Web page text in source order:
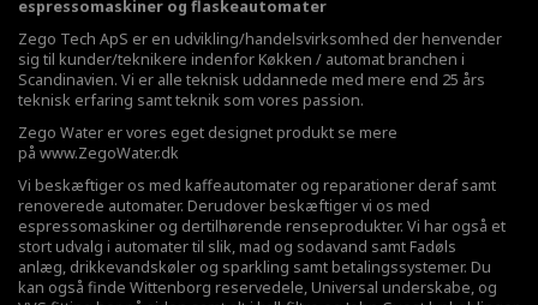
espressomaskiner og flaskeautomater
Zego Tech ApS er en udvikling/handelsvirksomhed der henvender
sig til kunder/teknikere indenfor Køkken / automat branchen i
Scandinavien. Vi er alle teknisk uddannede med mere end 25 års
teknisk erfaring samt teknik som vores passion.
Zego Water er vores eget designet produkt se mere
på www.ZegoWater.dk
Vi beskæftiger os med kaffeautomater og reparationer deraf samt
renoverede automater. Derudover beskæftiger vi os med
espressomaskiner og dertilhørende renseprodukter. Vi har også et
stort udvalg i automater til slik, mad og sodavand samt Fadøls
anlæg, drikkevandskøler og sparkling samt betalingssystemer. Du
kan også finde Wittenborg reservedele, Universal underskabe, og